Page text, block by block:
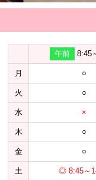
午前 8:45
月 ○
火 ○
水 ×
木 ○
金 ○
土 ◎ 8:45～